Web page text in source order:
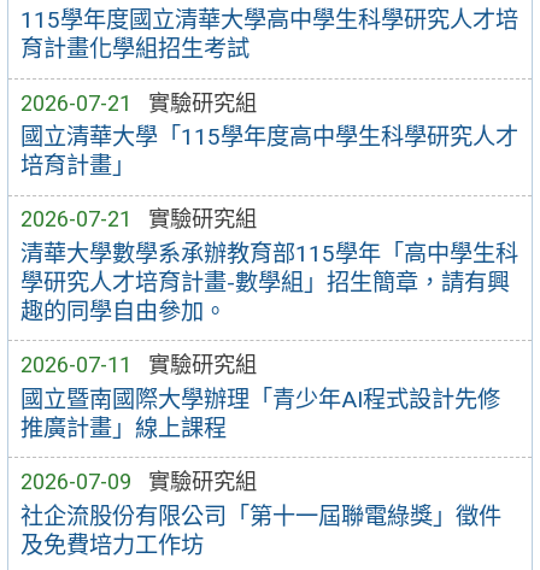
115學年度國立清華大學高中學生科學研究人才培
育計畫化學組招生考試
2026-07-21 實驗研究組
國立清華大學「115學年度高中學生科學研究人才
培育計畫」
2026-07-21 實驗研究組
清華大學數學系承辦教育部115學年「高中學生科
學研究人才培育計畫-數學組」招生簡章，請有興
趣的同學自由參加。
2026-07-11 實驗研究組
國立暨南國際大學辦理「青少年AI程式設計先修
推廣計畫」線上課程
2026-07-09 實驗研究組
社企流股份有限公司「第十一屆聯電綠獎」徵件
及免費培力工作坊